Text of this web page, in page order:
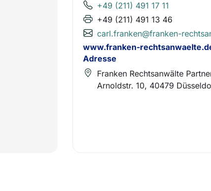
+49 (211) 491 17 11
+49 (211) 491 13 46
carl.franken@franken-
www.franken-
Adresse
Franken Rechtsanwälte
Arnoldstr. 10, 40479